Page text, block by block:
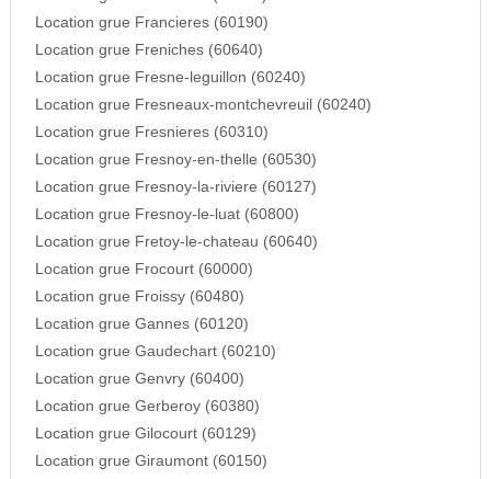
Location grue Francieres (60190)
Location grue Freniches (60640)
Location grue Fresne-leguillon (60240)
Location grue Fresneaux-montchevreuil (60240)
Location grue Fresnieres (60310)
Location grue Fresnoy-en-thelle (60530)
Location grue Fresnoy-la-riviere (60127)
Location grue Fresnoy-le-luat (60800)
Location grue Fretoy-le-chateau (60640)
Location grue Frocourt (60000)
Location grue Froissy (60480)
Location grue Gannes (60120)
Location grue Gaudechart (60210)
Location grue Genvry (60400)
Location grue Gerberoy (60380)
Location grue Gilocourt (60129)
Location grue Giraumont (60150)